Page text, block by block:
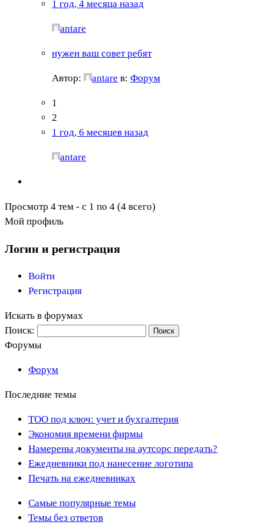
1 год, 4 месяца назад
antare
нужен ваш совет ребят
Автор: antare в: Форум
1
2
1 год, 6 месяцев назад
antare
Просмотр 4 тем - с 1 по 4 (4 всего)
Мой профиль
Логин и регистрация
Войти
Регистрация
Искать в форумах
Поиск:
Форумы
Форум
Последние темы
ТОО под ключ: учет и бухгалтерия
Экономия времени фирмы
Намерены документы на аутсорс передать?
Ежедневники под нанесение логотипа
Печать на ежедневниках
Самые популярные темы
Темы без ответов